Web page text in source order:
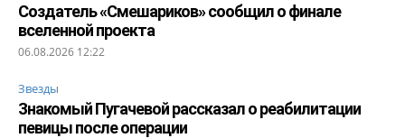
Создатель «Смешариков» сообщил о финале
вселенной проекта
06.08.2026 12:22
Звезды
Знакомый Пугачевой рассказал о реабилитации
певицы после операции